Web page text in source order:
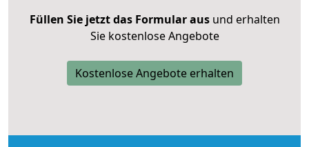
Füllen Sie jetzt das Formular ausund erhalten
Sie kostenlose Angebote
Kostenlose Angebote erhalten